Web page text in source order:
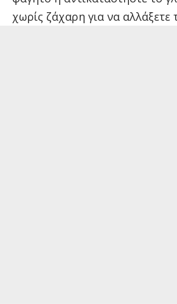
χωρίς ζάχαρη για να αλλάξετε